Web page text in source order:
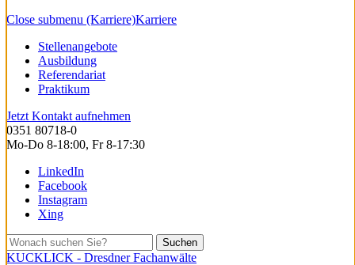
Close submenu (Karriere)Karriere
Stellenangebote
Ausbildung
Referendariat
Praktikum
Jetzt Kontakt aufnehmen
0351 80718-0
Mo-Do 8-18:00, Fr 8-17:30
LinkedIn
Facebook
Instagram
Xing
Suchen
KUCKLICK - Dresdner Fachanwälte